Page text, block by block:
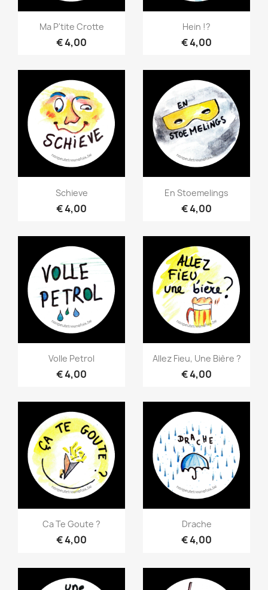
Snel bekijken
Ma P'tite Crotte
€ 4,00
Snel bekijken
Hein !?
€ 4,00
Snel bekijken
Schieve
€ 4,00
Snel bekijken
En Stoemelings
€ 4,00
Snel bekijken
Volle Petrol
€ 4,00
Snel bekijken
Allez Fieu, Une Bière ?
€ 4,00
Snel bekijken
Ca Te Goute ?
€ 4,00
Snel bekijken
Drache
€ 4,00